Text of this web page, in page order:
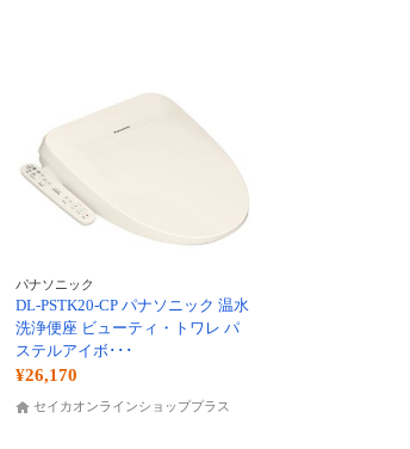
パナソニック
DL-PSTK20-CP パナソニック 温水
洗浄便座 ビューティ・トワレ パ
ステルアイボ･･･
¥26,170
セイカオンラインショッププラス